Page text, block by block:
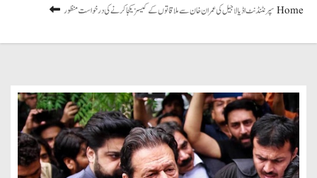
Homeسپرنٹنڈنٹ اڈیالا جیل کی عمران خان سے ملاقاتوں کےکیسز یکجا کرنے کی درخواست منظور